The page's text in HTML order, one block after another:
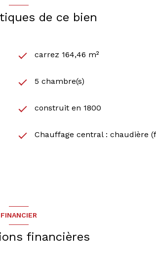
de ce bien
carrez 164,46 m²
5 chambre(s)
construit en 1800
Chauffage central : chaudière
FINANCIER
financières